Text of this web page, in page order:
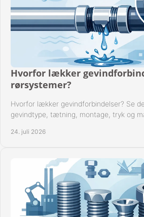
Hvorfor lækker
rørsystemer?
Hvorfor lækker gevindforbindelser? Se
gevindtype, tætning, montage, tryk og
24. juli 2026